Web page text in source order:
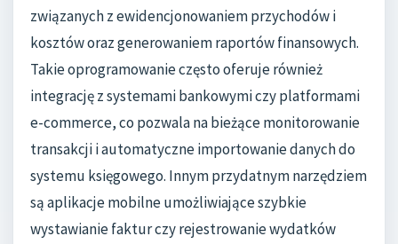
związanych z ewidencjonowaniem przychodów i
kosztów oraz generowaniem raportów finansowych.
Takie oprogramowanie często oferuje również
integrację z systemami bankowymi czy platformami
e-commerce, co pozwala na bieżące monitorowanie
transakcji i automatyczne importowanie danych do
systemu księgowego. Innym przydatnym narzędziem
są aplikacje mobilne umożliwiające szybkie
wystawianie faktur czy rejestrowanie wydatków